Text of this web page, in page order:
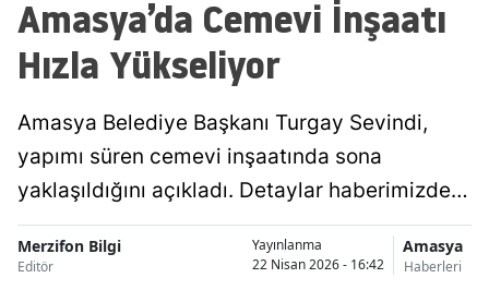
Amasya’da Cemevi İnşaatı
Hızla Yükseliyor
Amasya Belediye Başkanı Turgay Sevindi,
yapımı süren cemevi inşaatında sona
yaklaşıldığını açıkladı. Detaylar haberimizde…
Merzifon Bilgi
Editör
Yayınlanma
22 Nisan 2026 - 16:42
Amasya
Haberleri